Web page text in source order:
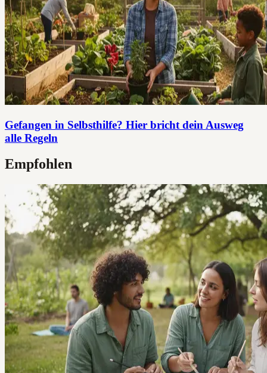
Gefangen in Selbsthilfe? Hier bricht dein Ausweg
alle Regeln
Empfohlen